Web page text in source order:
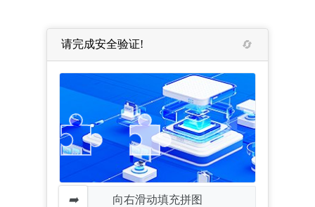
请完成安全验证!
向右滑动填充拼图